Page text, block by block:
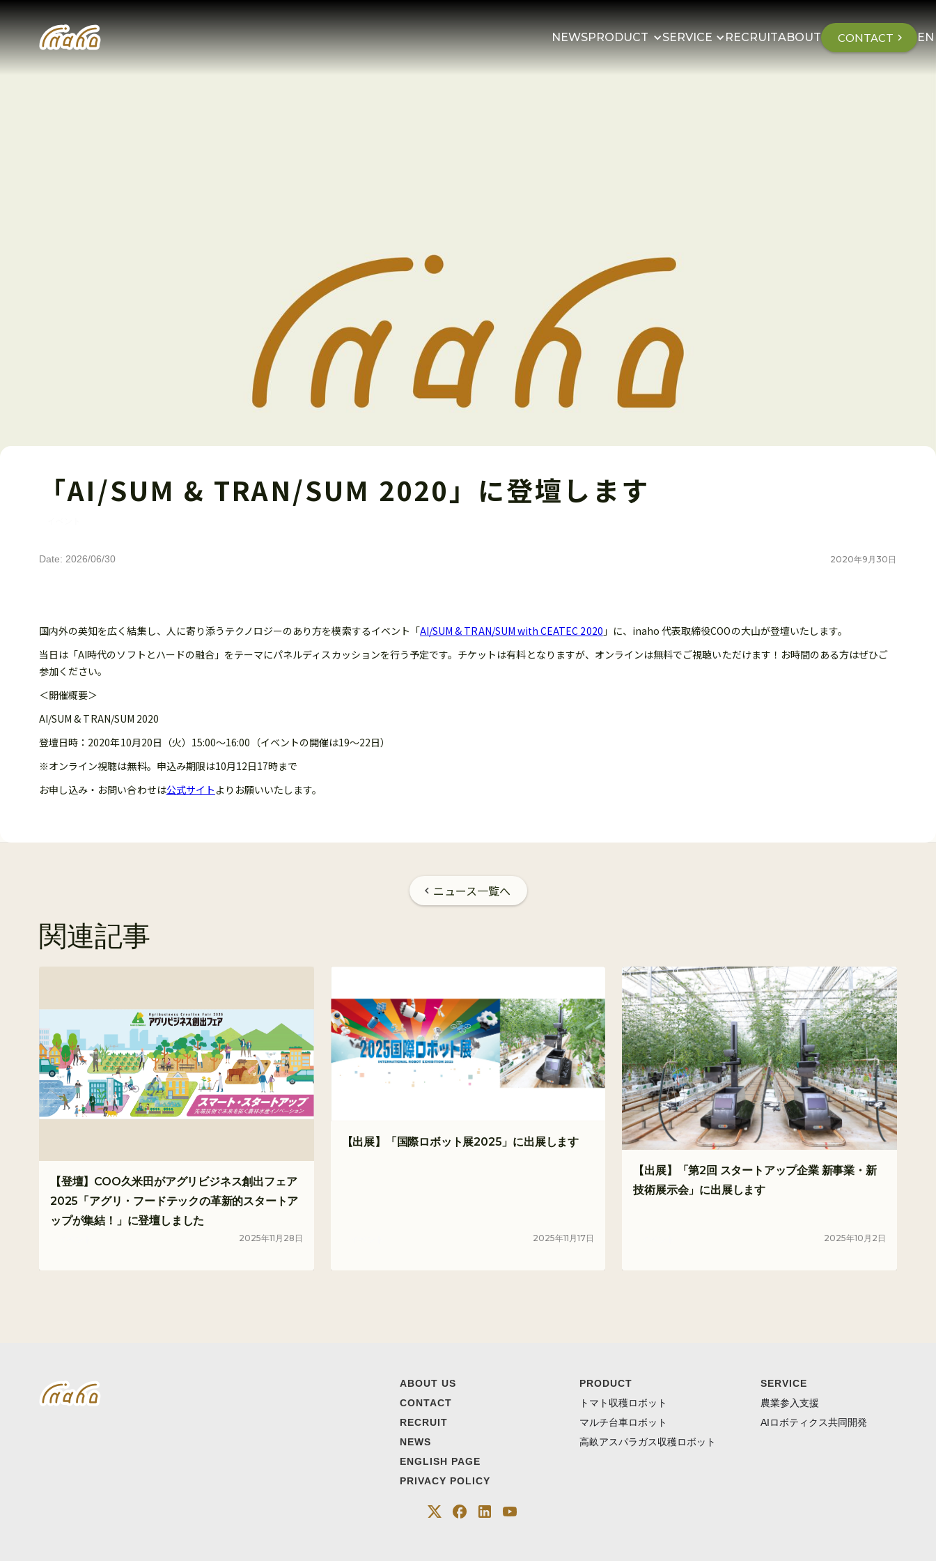
NEWSPRODUCT SERVICE RECRUITABOUT CONTACT chevron_right EN
「AI/SUM & TRAN/SUM 2020」に登壇します
Date: 2026/06/30 2020年9 月 30 日
国内外の英知を広く結集し、人に寄り添うテクノロジーのあり方を模索するイベント「AI/SUM & TRAN/SUM with CEATEC 2020 」に、inaho 代表取締役COOの大山が登壇いたします。
当日は「AI時代のソフトとハードの融合」をテーマにパネルディスカッションを行う予定です。チケットは有料となりますが、オンラインは無料でご視聴いただけます！お時間のある方はぜひご
参加ください。
＜開催概要＞
AI/SUM & TRAN/SUM 2020
登壇日時：2020年10月20日（火）15:00〜16:00（イベントの開催は19〜22日）
※オンライン視聴は無料。申込み期限は10月12日17時まで
お申し込み・お問い合わせは公式サイト よりお願いいたします。
chevron_left ニュース一覧へ
関連記事
【登壇】COO久米田がアグリビジネス創出フェア
2025「アグリ・フードテックの革新的スタートア
ップが集結！」に登壇しました
2025年11 月 28 日
【出展】「国際ロボット展2025」に出展します
2025年11 月17日
【出展】「第2回 スタートアップ企業 新事業・新
技術展示会」に出展します
2025年10 月 2 日
ABOUT US
CONTACT
RECRUIT
NEWS
ENGLISH PAGE
PRIVACY POLICY
PRODUCT
トマト収穫ロボット
マルチ台車ロボット
高畝アスパラガス収穫ロボット
SERVICE
農業参入支援
AIロボティクス共同開発